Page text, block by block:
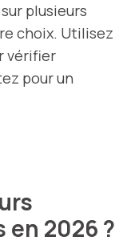
plusieurs
choix. Utilisez
vérifier
pour un
2026 ?